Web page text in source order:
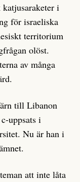
i
för israeliska
territorium
olöst.
av många
till Libanon
uppsats i
Nu är han i
att inte låta